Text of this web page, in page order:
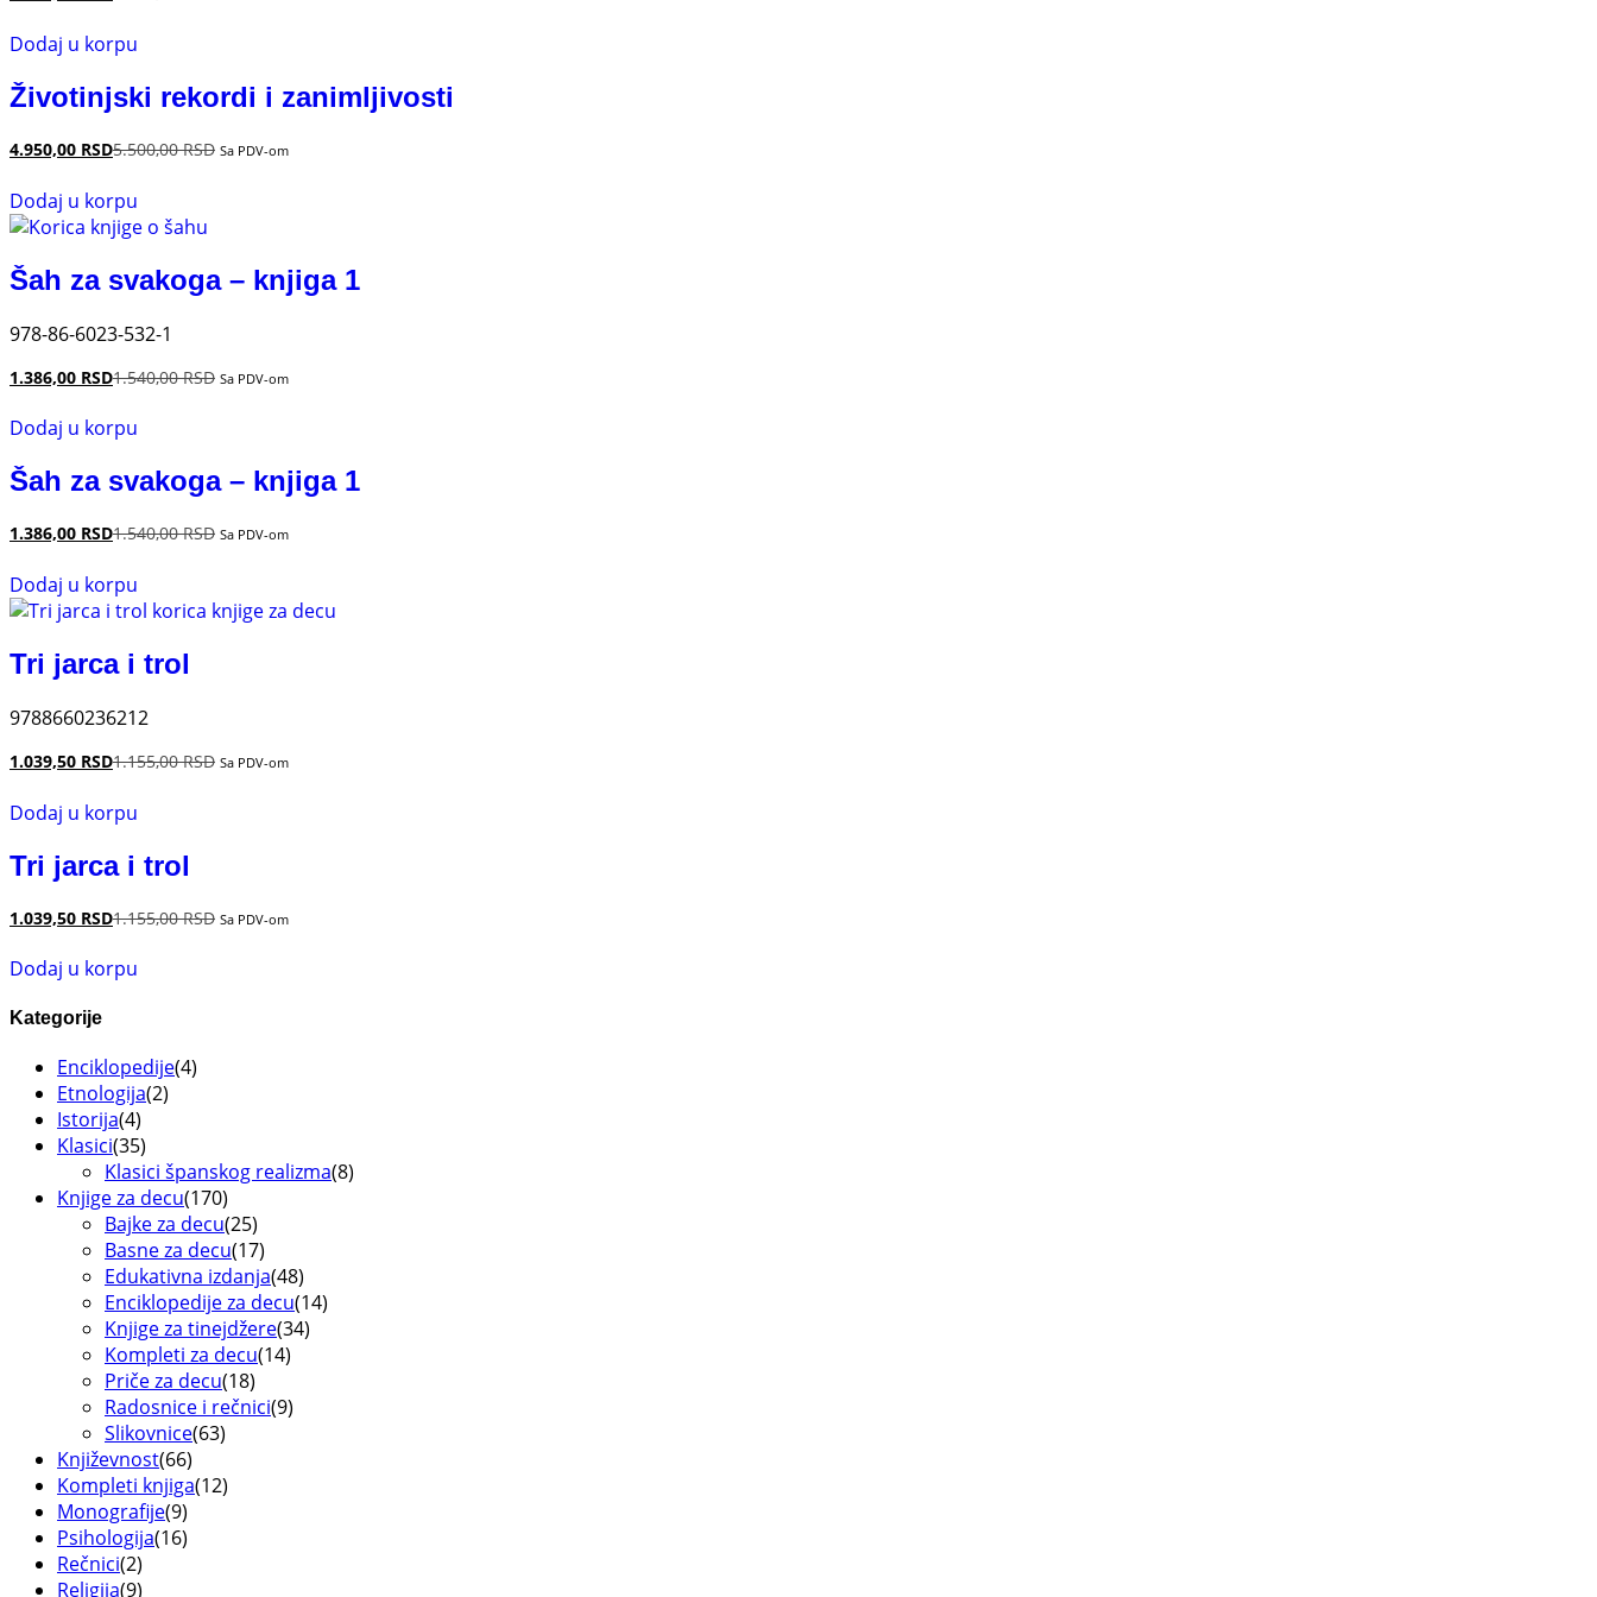
Dodaj u korpu
Životinjski rekordi i zanimljivosti
4.950,00 RSD5.500,00RSD Sa PDV-om
Dodaj u korpu
Šah za svakoga – knjiga 1
978-86-6023-532-1
1.386,00 RSD1.540,00RSD Sa PDV-om
Dodaj u korpu
Šah za svakoga – knjiga 1
1.386,00 RSD1.540,00RSD Sa PDV-om
Dodaj u korpu
Tri jarca i trol
9788660236212
1.039,50 RSD1.155,00RSD Sa PDV-om
Dodaj u korpu
Tri jarca i trol
1.039,50 RSD1.155,00RSD Sa PDV-om
Dodaj u korpu
Kategorije
Enciklopedije(4)
Etnologija(2)
Istorija(4)
Klasici(35)
Klasici španskog realizma(8)
Knjige za decu(170)
Bajke za decu(25)
Basne za decu(17)
Edukativna izdanja(48)
Enciklopedije za decu(14)
Knjige za tinejdžere(34)
Kompleti za decu(14)
Priče za decu(18)
Radosnice i rečnici(9)
Slikovnice(63)
Književnost(66)
Kompleti knjiga(12)
Monografije(9)
Psihologija(16)
Rečnici(2)
Religija(9)